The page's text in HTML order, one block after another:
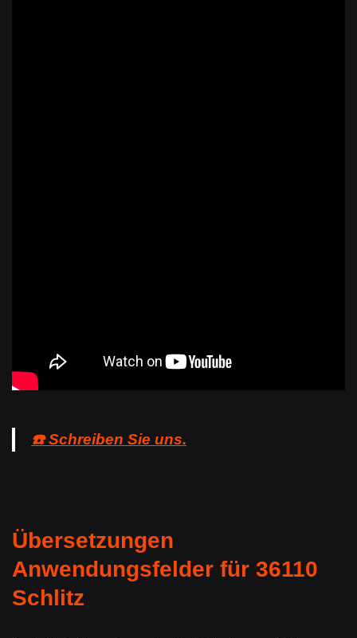
☎️ Schreiben Sie uns.
Übersetzungen
Anwendungsfelder für 36110
Schlitz